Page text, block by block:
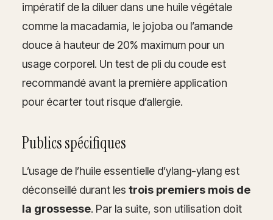
impératif de la diluer dans une huile végétale
comme la macadamia, le jojoba ou l’amande
douce à hauteur de 20% maximum pour un
usage corporel. Un test de pli du coude est
recommandé avant la première application
pour écarter tout risque d’allergie.
Publics spécifiques
L’usage de l’huile essentielle d’ylang-ylang est
déconseillé durant les trois premiers mois de
la grossesse. Par la suite, son utilisation doit